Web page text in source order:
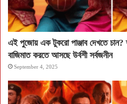
এই পুজোয় এক টুকরো পাঞ্জাব দেখতে চান?
বাজিমাত করতে আসছে উর্বশী সর্বজনীন
September 4, 2025